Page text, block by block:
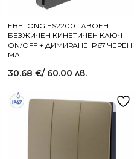
EBELONG ES2200 · ДВОЕН
БЕЗЖИЧЕН КИНЕТИЧЕН КЛЮЧ
ON/OFF + ДИМИРАНЕ IP67 ЧЕРЕН
МАТ
30.68 €/ 60.00 лв.